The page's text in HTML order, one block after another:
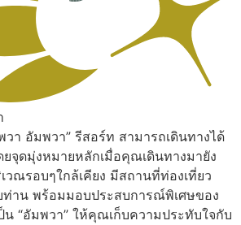
วา อัมพวา” รีสอร์ท สามารถเดินทางได้
จุดมุ่งหมายหลักเมื่อคุณเดินทางมายัง
วณรอบๆใกล้เคียง มีสถานที่ท่องเที่ยว
าน พร้อมมอบประสบการณ์พิเศษของ
“อัมพวา” ให้คุณเก็บความประทับใจกับ